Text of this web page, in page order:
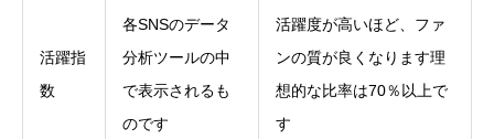
活躍指
数
各SNSのデータ
分析ツールの中
で表示されるも
のです
活躍度が高いほど、ファ
ンの質が良くなります理
想的な比率は70％以上で
す